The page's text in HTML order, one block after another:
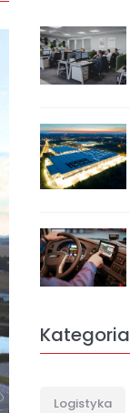
Kategoria
Logistyka